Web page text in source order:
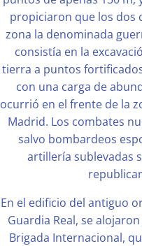
propiciaron que los dos
zona la denominada
consistía en la
tierra a puntos
con una carga de
ocurrió en el frente de la
Madrid. Los combates
salvo bombardeos
artillería sublevadas
En el edificio del antiguo
Guardia Real, se
Brigada Internacional,